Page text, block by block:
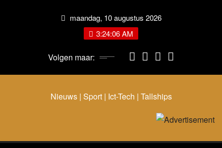
maandag, 10 augustus 2026
3:24:06 AM
Volgen maar:
Nieuws | Sport | Ict-Tech | Tallships